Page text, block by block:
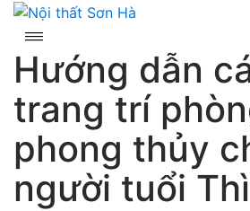
Skip
content
Hướng dẫn
trang trí
phong thủy
người tuổi